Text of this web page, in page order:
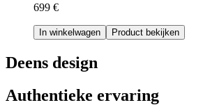
699 €
In winkelwagen Product bekijken
Deens design
Authentieke ervaring